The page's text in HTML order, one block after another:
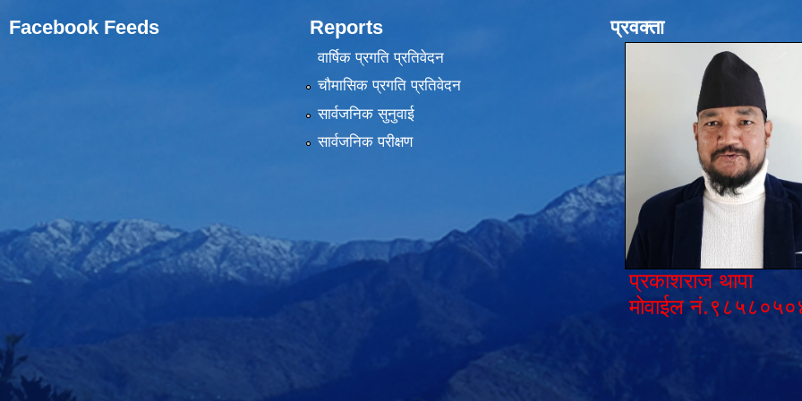
Facebook Feeds Reports
वार्षिक प्रगति प्रतिवेदन
चौमासिक प्रगति प्रतिवेदन
सार्वजनिक सुनुवाई
सार्वजनिक परीक्षण
प्रवक्ता
प्रकाशराज थापा
मोवाईल